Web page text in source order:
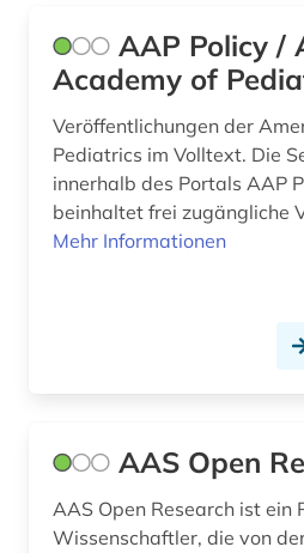
bibliothek (1)
bibliothekswesen (1)
biochemie (1)
bioenergie (1)
AAP Policy /
Academy of
Veröffentlichungen der
Pediatrics im Volltext. Die
innerhalb des Portals AAP
beinhaltet frei zugängliche
Mehr Informationen
AAS Open
AAS Open Research ist ein
Wissenschaftler, die von